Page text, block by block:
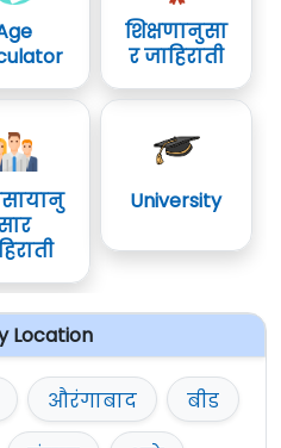
शिक्षणानुसा
र जाहिराती
University
Location
औरंगाबाद
बीड